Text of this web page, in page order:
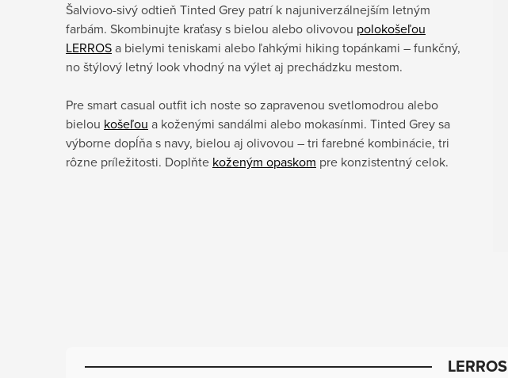
Šalviovo-sivý odtieň Tinted Grey patrí k najuniverzálnejším letným
farbám. Skombinujte kraťasy s bielou alebo olivovou polokošeľou
LERROSa bielymi teniskami alebo ľahkými hiking topánkami – funkčný,
no štýlový letný look vhodný na výlet aj prechádzku mestom.
Pre smart casual outfit ich noste so zapravenou svetlomodrou alebo
bielou košeľou a koženými sandálmi alebo mokasínmi. Tinted Grey sa
výborne dopĺňa s navy, bielou aj olivovou – tri farebné kombinácie, tri
rôzne príležitosti. Doplňte koženým opaskom pre konzistentný celok.
LERROS